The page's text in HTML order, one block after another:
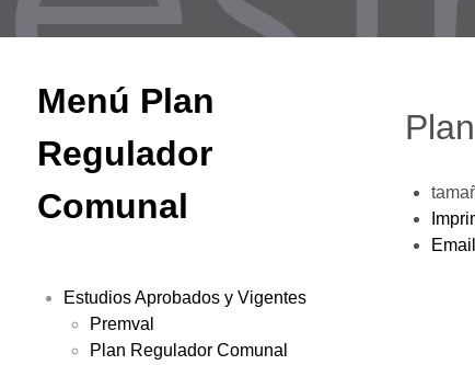
Menú Plan
Regulador
Comunal
Estudios Aprobados y Vigentes
Premval
Plan Regulador Comunal
Email